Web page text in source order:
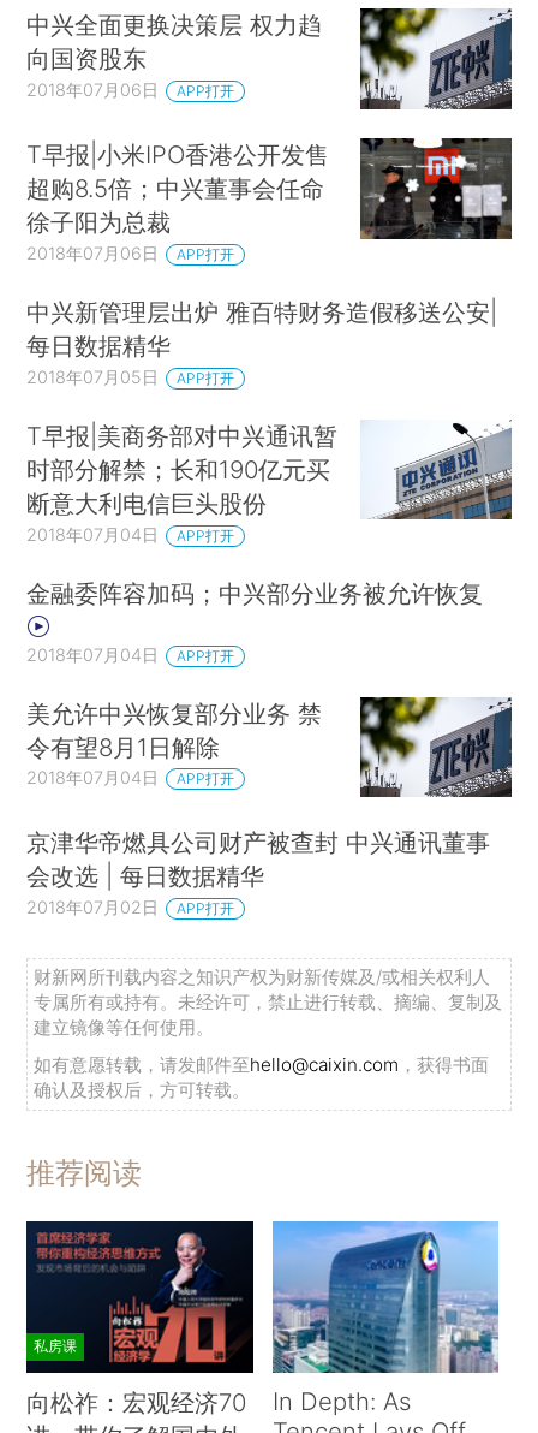
中兴全面更换决策层 权力趋
向国资股东
2018年07月06日 APP打开
T早报|小米IPO香港公开发售
超购8.5倍；中兴董事会任命
徐子阳为总裁
2018年07月06日 APP打开
中兴新管理层出炉 雅百特财务造假移送公安|
每日数据精华
2018年07月05日 APP打开
T早报|美商务部对中兴通讯暂
时部分解禁；长和190亿元买
断意大利电信巨头股份
2018年07月04日 APP打开
金融委阵容加码；中兴部分业务被允许恢复
2018年07月04日 APP打开
美允许中兴恢复部分业务 禁
令有望8月1日解除
2018年07月04日 APP打开
京津华帝燃具公司财产被查封 中兴通讯董事
会改选 | 每日数据精华
2018年07月02日 APP打开
财新网所刊载内容之知识产权为财新传媒及/或相关权利人
专属所有或持有。未经许可，禁止进行转载、摘编、复制及
建立镜像等任何使用。
如有意愿转载，请发邮件至hello@caixin.com ，获得书面
确认及授权后，方可转载。
推荐阅读
私房课
向松祚：宏观经济70
In Depth: As